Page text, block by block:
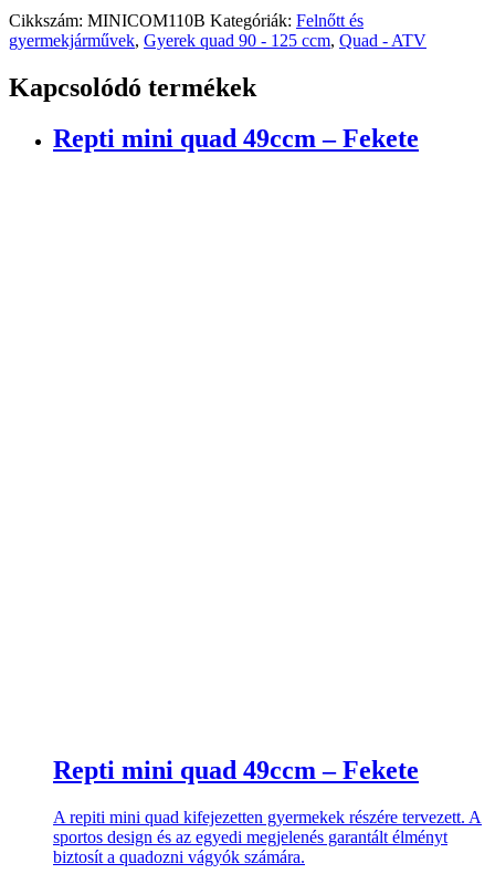
Cikkszám: MINICOM110B Kategóriák: Felnőtt és
gyermekjárművek, Gyerek quad 90 - 125 ccm, Quad - ATV
Kapcsolódó termékek
Repti mini quad 49ccm – Fekete
Repti mini quad 49ccm – Fekete
A repiti mini quad kifejezetten gyermekek részére tervezett. A
sportos design és az egyedi megjelenés garantált élményt
biztosít a quadozni vágyók számára.